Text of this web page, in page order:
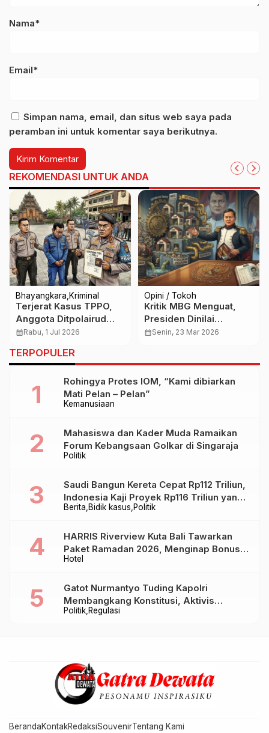
Nama*
Email*
Simpan nama, email, dan situs web saya pada
peramban ini untuk komentar saya berikutnya.
REKOMENDASI UNTUK ANDA
Bhayangkara Kriminal
Terjerat Kasus TPPO,
Anggota Ditpolairud
Polda Bali Diusulkan
calendar_monthRabu, 1 Jul 2026
Opini / Tokoh
Kritik MBG Menguat,
Presiden Dinilai
Gunakan Logika
calendar_monthSenin, 23 Mar 2026
TERPOPULER
Kemanusiaan
Rohingya Protes IOM, “Kami dibiarkan
Mati Pelan – Pelan”
Politik
Mahasiswa dan Kader Muda Ramaikan
Forum Kebangsaan Golkar di Singaraja
Berita Bidik kasus Politik
Saudi Bangun Kereta Cepat Rp112 Triliun,
Indonesia Kaji Proyek Rp116 Triliun yang
Baru Sampai Bandung
Hotel
HARRIS Riverview Kuta Bali Tawarkan
Paket Ramadan 2026, Menginap Bonus
Takjil hingga Bukber Mulai Rp88.888
Politik Regulasi
Gatot Nurmantyo Tuding Kapolri
Membangkang Konstitusi, Aktivis
Tegaskan Polri Tak Punya Sejarah
BerandaKontakRedaksiSouvenirTentang Kami